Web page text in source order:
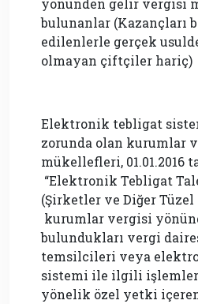
yönünden gelir vergisi
bulunanlar (Kazançları
edilenlerle gerçek
olmayan çiftçiler hariç)
Elektronik tebligat
zorunda olan kurumlar
mükellefleri, 01.01.2016
“Elektronik Tebligat
(Şirketler ve Diğer
kurumlar vergisi
bulundukları vergi
temsilcileri veya
sistemi ile ilgili
yönelik özel yetki